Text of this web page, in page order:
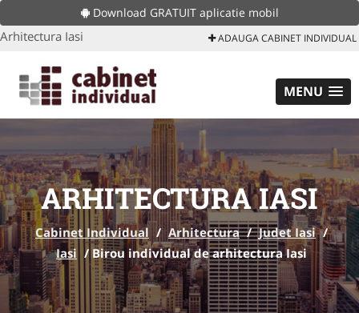
Download GRATUIT aplicatie mobil
Arhitectura Iasi ADAUGA CABINET INDIVIDUAL
MENU
ARHITECTURA IASI
Cabinet Individual / Arhitectura / Judet Iasi /
Iasi / Birou individual de arhitectura Iasi